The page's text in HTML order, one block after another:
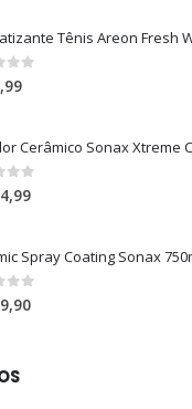
of 5
of 5
Spray Coating Sonax
of 5